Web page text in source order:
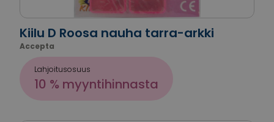
Kiilu D Roosa nauha tarra-arkki
Accepta
Lahjoitusosuus
10 % myyntihinnasta